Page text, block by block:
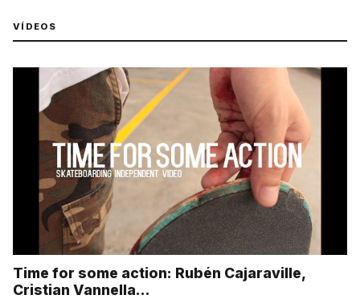
VÍDEOS
Time for some action: Rubén Cajaraville,
Cristian Vannella...